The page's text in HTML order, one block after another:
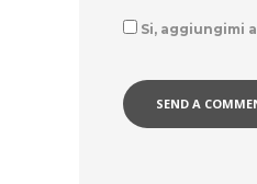
Si, aggiungimi